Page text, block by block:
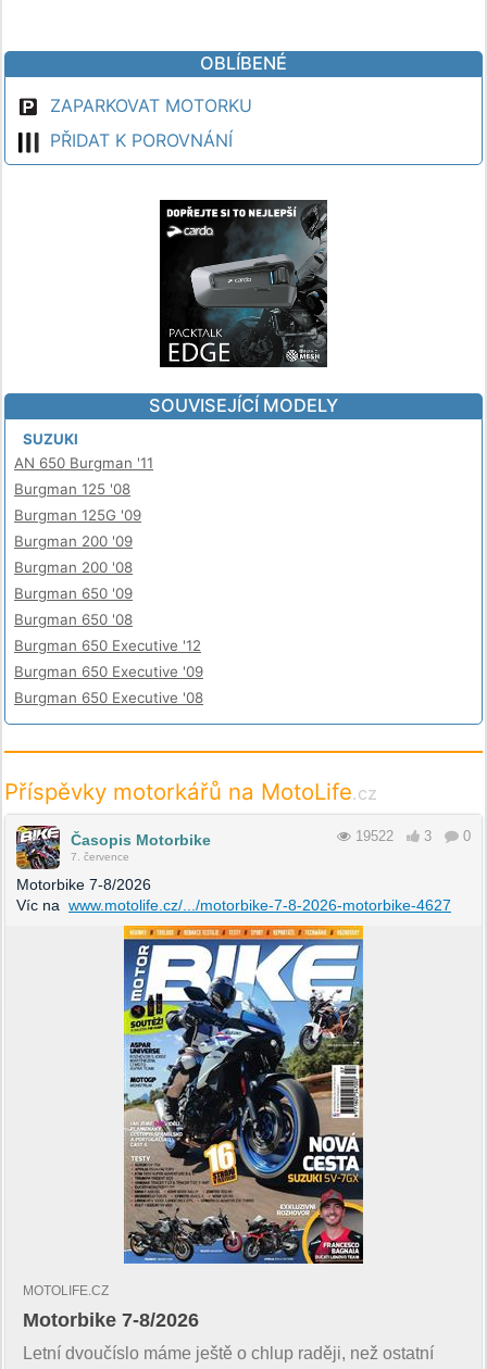
OBLÍBENÉ
ZAPARKOVAT MOTORKU
PŘIDAT K POROVNÁNÍ
SOUVISEJÍCÍ MODELY
SUZUKI
AN 650 Burgman '11
Burgman 125 '08
Burgman 125G '09
Burgman 200 '09
Burgman 200 '08
Burgman 650 '09
Burgman 650 '08
Burgman 650 Executive '12
Burgman 650 Executive '09
Burgman 650 Executive '08
Příspěvky motorkářů na MotoLife.cz
Časopis Motorbike
7. července
19522 3 0
Motorbike 7-8/2026
Víc na www.motolife.cz/.../motorbike-7-8-2026-motorbike-4627
MOTOLIFE.CZ
Motorbike 7-8/2026
Letní dvoučíslo máme ještě o chlup raději, než ostatní